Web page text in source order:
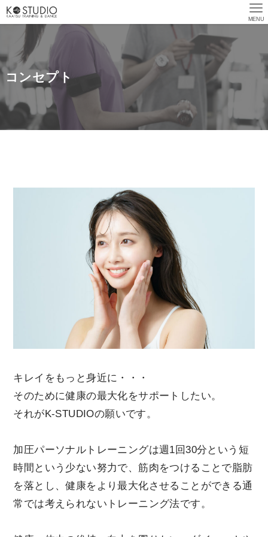
MENU
コンセプト
キレイをもっと身近に・・・
そのために健康の最大化をサポートしたい。
それがK-STUDIOの願いです。
加圧パーソナルトレーニングは週1回30分という短
時間という少ない努力で、筋肉をつけることで脂肪
を落とし、健康をより最大化させることができる通
常では考えられないトレーニング法です。